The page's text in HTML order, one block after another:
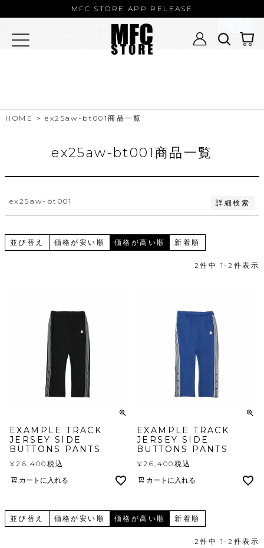
MFC STORE APP RELEASE
HOME ex25aw-bt001商品一覧
ex25aw-bt001商品一覧
ex25aw-bt001 詳細検索
予約商品のみを表示
価格が安い順
価格が高い順
キーワードヒット順
検索
並び替え 価格が安い順 価格が高い順 新着順
2件中 1 -2 件表示
EXAMPLE TRACK
JERSEY SIDE
BUTTONS PANTS
¥26,400 税込
カートに入れる
EXAMPLE TRACK
JERSEY SIDE
BUTTONS PANTS
¥26,400 税込
カートに入れる
並び替え 価格が安い順 価格が高い順 新着順
2件中 1 -2 件表示
MFC STORE
MFC STORE/EXAMPLE 公式アプリ -
Google Play